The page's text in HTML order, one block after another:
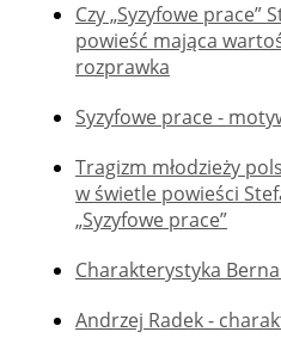
Czy „Syzyfowe prace”
powieść mająca
rozprawka
Syzyfowe prace -
Tragizm młodzieży
w świetle powieści
„Syzyfowe prace”
Charakterystyka
Andrzej Radek -